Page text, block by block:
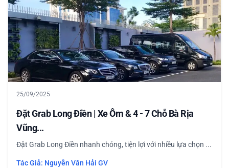
25/09/2025
Đặt Grab Long Điền | Xe Ôm & 4 - 7 Chỗ Bà Rịa
Vũng...
Đặt Grab Long Điền nhanh chóng, tiện lợi với nhiều lựa chọn ...
Tác Giả: Nguyễn Văn Hải GV